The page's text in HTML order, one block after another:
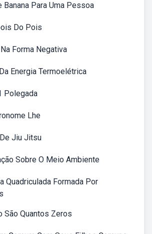
Banana Para Uma Pessoa
Do Pois
Forma Negativa
Energia Termoelétrica
Polegada
Lhe
Jiu Jitsu
Sobre O Meio Ambiente
Quadriculada Formada Por
São Quantos Zeros